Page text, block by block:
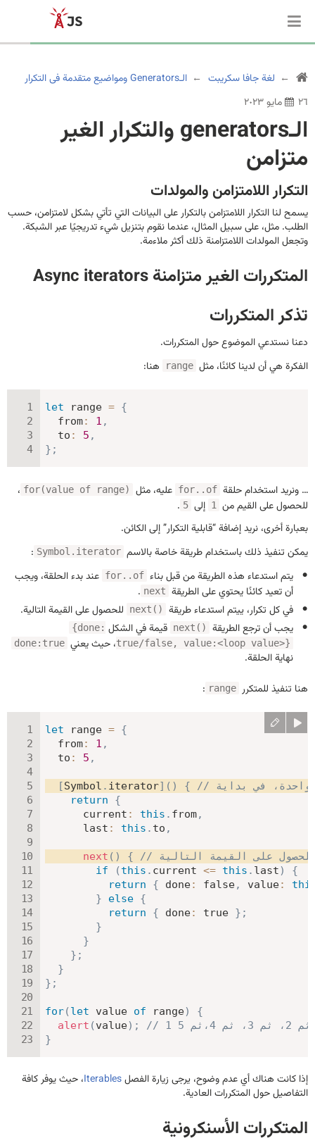
لغة جافا سكريبت
الـGenerators ومواضيع متقدمة فى التكرار
٢٦ مايو ٢٠٢٣
الـgenerators والتكرار الغير
متزامن
التكرار اللامتزامن والمولدات
يسمح لنا التكرار اللامتزامن بالتكرار على البيانات التي تأتي بشكل لامتزامن، حسب
الطلب. مثل، على سبيل المثال، عندما نقوم بتنزيل شيء تدريجيًا عبر الشبكة.
وتجعل المولدات اللامتزامنة ذلك أكثر ملاءمة.
المتكررات الغير متزامنة Async iterators
تذكر المتكررات
دعنا نستدعي الموضوع حول المتكررات.
الفكرة هي أن لدينا كائنًا، مثل range هنا:
let range = {
from: 1 ,
to : 5 ,
} ;
… ونريد استخدام حلقة for..of عليه، مثل for(value of range) ،
للحصول على القيم من
1 إلى 5
.
بعبارة أخرى، نريد إضافة “قابلية التكرار” إلى الكائن.
يمكن تنفيذ ذلك باستخدام طريقة خاصة بالاسم Symbol.iterator
:
يتم استدعاء هذه الطريقة من قبل بناء for..of عند بدء الحلقة، ويجب
أن تعيد كائنًا يحتوي على الطريقة next
.
في كل تكرار، ييتم استدعاء طريقة
next()
للحصول على القيمة التالية.
يجب أن ترجع الطريقة
next() قيمة في الشكل {done:
true/false, value:<loop value>}، حيث يعني done:true
نهاية الحلقة.
هنا تنفيذ للمتكرر range
:
let range = {
from: 1 ,
to : 5 ,
[Symbol . iterator] ( )
{
return
{
current : this . from,
last : this . to ,
next ( ) {
على القيمة التالية
if
(this . current <= this . last)
{
return
{ done: false, value:
}
else {
return
{ done: true } ;
}
}
} ;
}
} ;
for(let value of range)
{
alert (value) ;
// 1 ثم 2، ثم 3، ثم 4،ثم 5
}
إذا كانت هناك أي عدم وضوح، يرجى زيارة الفصلIterables، حيث يوفر كافة
التفاصيل حول المتكررات العادية.
المتكررات الأسنكرونية